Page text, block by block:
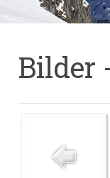
Bilder